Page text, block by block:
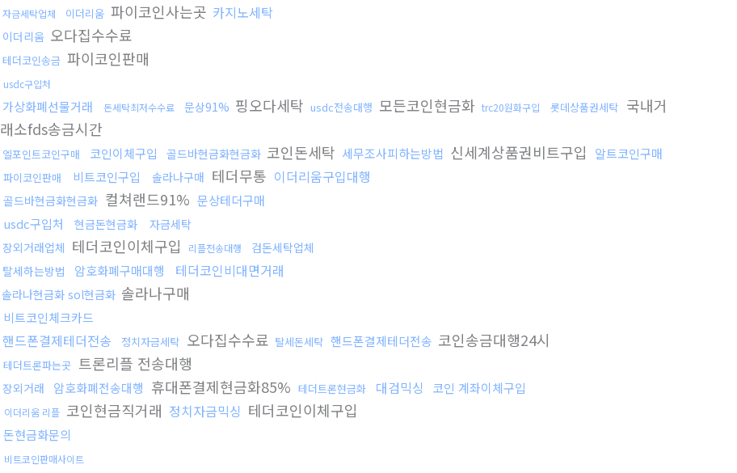
자금세탁업체
이더리움 파이코인사는곳 카지노세탁
이더리움 오다집수수료
테더코인송금 파이코인판매
usdc구입처
가상화폐선물거래 돈세탁최저수수료 문상91% 핑오다세탁 usdc전송대행 모든코인현금화 trc20원화구입 롯데상품권세탁 국내거
래소fds송금시간
엘포인트코인구매 코인이체구입 골드바현금화현금화 코인돈세탁 세무조사피하는방법 신세계상품권비트구입 알트코인구매
파이코인판매 비트코인구입 솔라나구매 테더무통 이더리움구입대행
골드바현금화현금화 컬쳐랜드91% 문상테더구매
usdc구입처
현금돈현금화
자금세탁
장외거래업체 테더코인이체구입 리플전송대행
검돈세탁업체
탈세하는방법
암호화폐구매대행 테더코인비대면거래
솔라나현금화 sol현금화 솔라나구매
비트코인체크카드
핸드폰결제테더전송 정치자금세탁 오다집수수료 탈세돈세탁 핸드폰결제테더전송 코인송금대행24시
테더트론파는곳 트론리플 전송대행
장외거래 암호화폐전송대행 휴대폰결제현금화85% 테더트론현금화 대검믹싱 코인 계좌이체구입
이더리움 리플 코인현금직거래 정치자금믹싱 테더코인이체구입
돈현금화문의
비트코인판매사이트